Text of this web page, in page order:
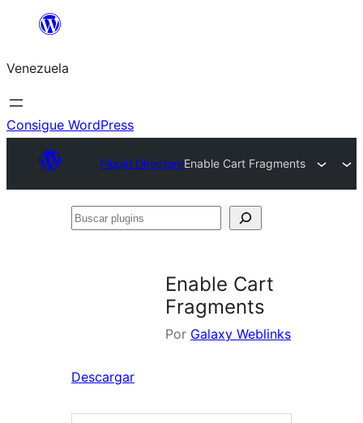
Saltar
contenido
Venezuela
Consigue WordPress
Plugin DirectoryEnable Cart Fragments
Buscar
Enable Cart
Fragments
Por Galaxy Weblinks
Descargar